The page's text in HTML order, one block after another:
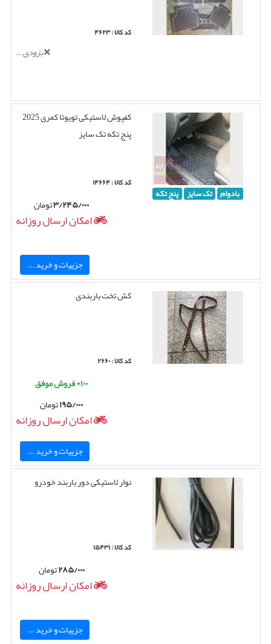
کد کالا : ۴۶۲۳
بزودی...
بادوام تک سایز پنج تکه
کفپوش لاستیکی تویوتا کمری 2025
پنج تکه تک سایز
کد کالا : ۱۴۶۶۴
۳/۲۴۵/۰۰۰تومان
امکان ارسال روزانه
جزییات و خرید ...
کش تخت باربندی
کد کالا : ۲۶۶۰
۱۰۰+ فروش موفق
۱۹۵/۰۰۰تومان
امکان ارسال روزانه
جزییات و خرید ...
نوار لاستیکی دور باربند خودرو
کد کالا : ۱۵۴۳۱
۲۸۵/۰۰۰تومان
امکان ارسال روزانه
جزییات و خرید ...